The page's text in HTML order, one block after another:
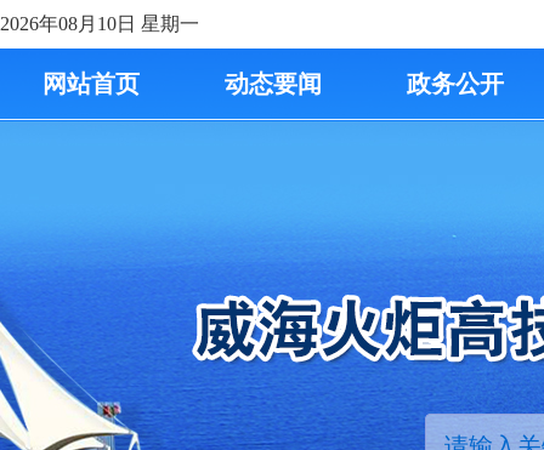
2026年08月10日 星期一
网站首页 动态要闻 政务公开